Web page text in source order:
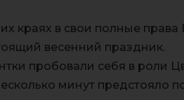
краях в свои полные
весенний праздник.
пробовали себя в роли
минут предстояло